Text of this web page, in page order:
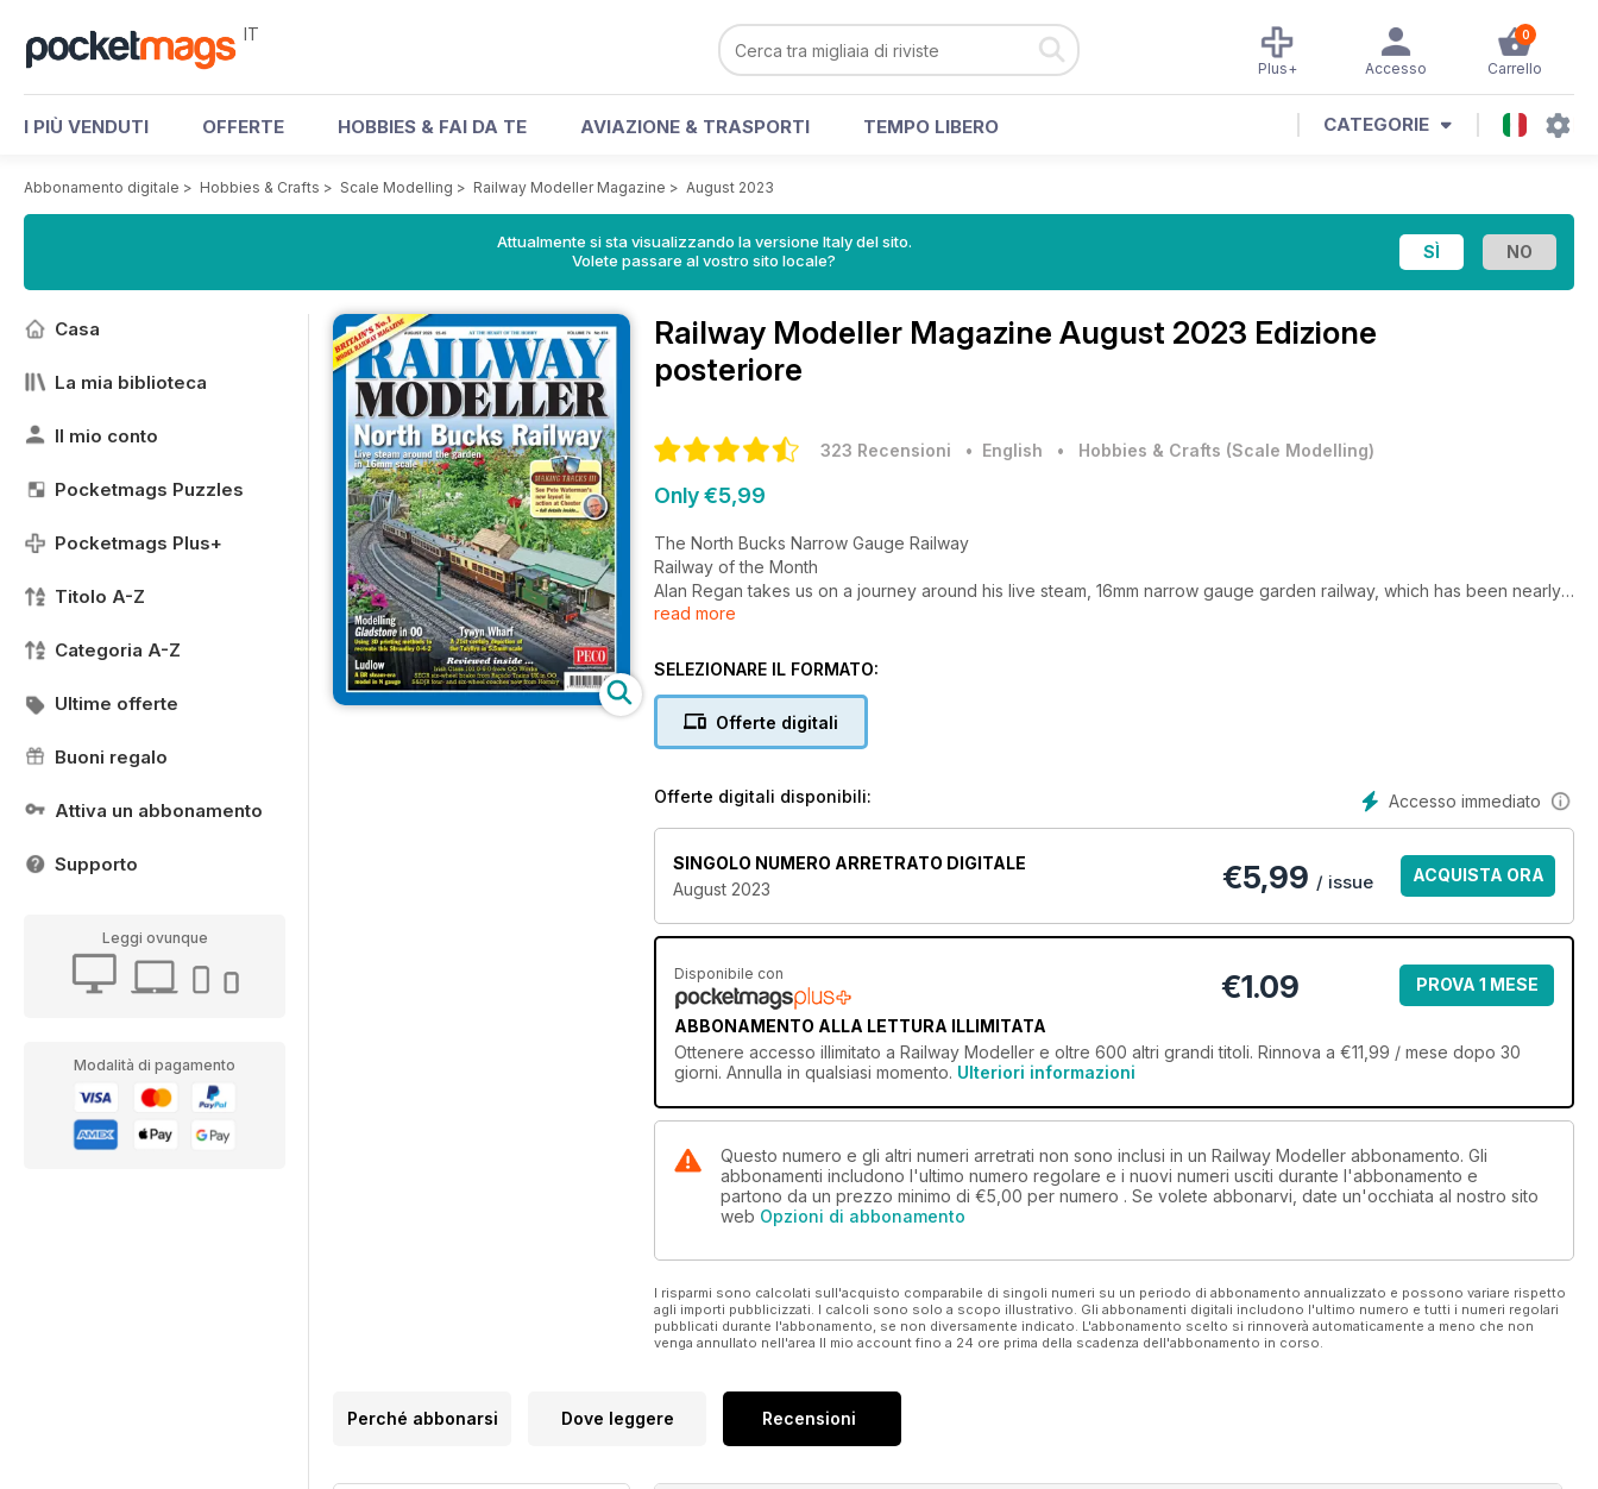
IT 0
Carrello
Accesso
Plus+
I PIÙ VENDUTI OFFERTE HOBBIES & FAI DA TE AVIAZIONE & TRASPORTI TEMPO LIBERO CATEGORIE
Abbonamento digitale > Hobbies & Crafts > Scale Modelling > Railway Modeller Magazine > August 2023
Attualmente si sta visualizzando la versione Italy del sito.
Volete passare al vostro sito locale?
Casa
La mia biblioteca
Il mio conto
Pocketmags Puzzles
Pocketmags Plus+
Titolo A-Z
Categoria A-Z
Ultime offerte
Buoni regalo
Attiva un abbonamento
Supporto
Leggi ovunque
Modalità di pagamento
Railway Modeller Magazine August 2023 Edizione
posteriore
323 Recensioni • English • Hobbies & Crafts (Scale Modelling)
Only €5,99
The North Bucks Narrow Gauge Railway
Railway of the Month
Alan Regan takes us on a journey around his live steam, 16mm narrow gauge garden railway, which has been nearly
30 years in the making.
Up north in the loft
Graham Nicholas shares his OO gauge loft layout design for his friend Barry Oliver, depicting a typical northern
industrial town.
Through the Railway Room Door
Richard Cullen chronicles the development of his extensive OO gauge system, housed in a specially converted roof
space and set in the LNER era.
Making Tracks III – Milton
Keynes Central
Pete Waterman details how he and the Railnuts team have recreated the present-day Milton Keynes Central station
for the forthcoming Making Tracks III event at Chester Cathedral.
60 years of 5.5mm scale
Mileposts
David Etheridge, Chairman of the 5.5mm Association, reveals the history of this ‘in between’ scale for narrow gauge
To follow our Milepost feature on the 5.5mm Association, George Williamson describes how he recreated the
present-day Talyllyn Railway station in this scale.
read more
SELEZIONARE IL FORMATO:
Offerte digitali
Accesso immediato
Offerte digitali disponibili:
SINGOLO NUMERO ARRETRATO DIGITALE
August 2023
€5,99 / issue ACQUISTA ORA
Disponibile con
ABBONAMENTO ALLA LETTURA ILLIMITATA
€1.09 PROVA 1 MESE
Ottenere accesso illimitato a Railway Modeller e oltre 600 altri grandi titoli. Rinnova a €11,99 / mese dopo 30
giorni. Annulla in qualsiasi momento. Ulteriori informazioni
Questo numero e gli altri numeri arretrati non sono inclusi in un Railway Modeller abbonamento. Gli
abbonamenti includono l'ultimo numero regolare e i nuovi numeri usciti durante l'abbonamento e
partono da un prezzo minimo di €5,00 per numero . Se volete abbonarvi, date un'occhiata al nostro sito
web Opzioni di abbonamento
I risparmi sono calcolati sull'acquisto comparabile di singoli numeri su un periodo di abbonamento annualizzato e possono variare rispetto
agli importi pubblicizzati. I calcoli sono solo a scopo illustrativo. Gli abbonamenti digitali includono l'ultimo numero e tutti i numeri regolari
pubblicati durante l'abbonamento, se non diversamente indicato. L'abbonamento scelto si rinnoverà automaticamente a meno che non
venga annullato nell'area Il mio account fino a 24 ore prima della scadenza dell'abbonamento in corso.
Perché abbonarsi Dove leggere Recensioni